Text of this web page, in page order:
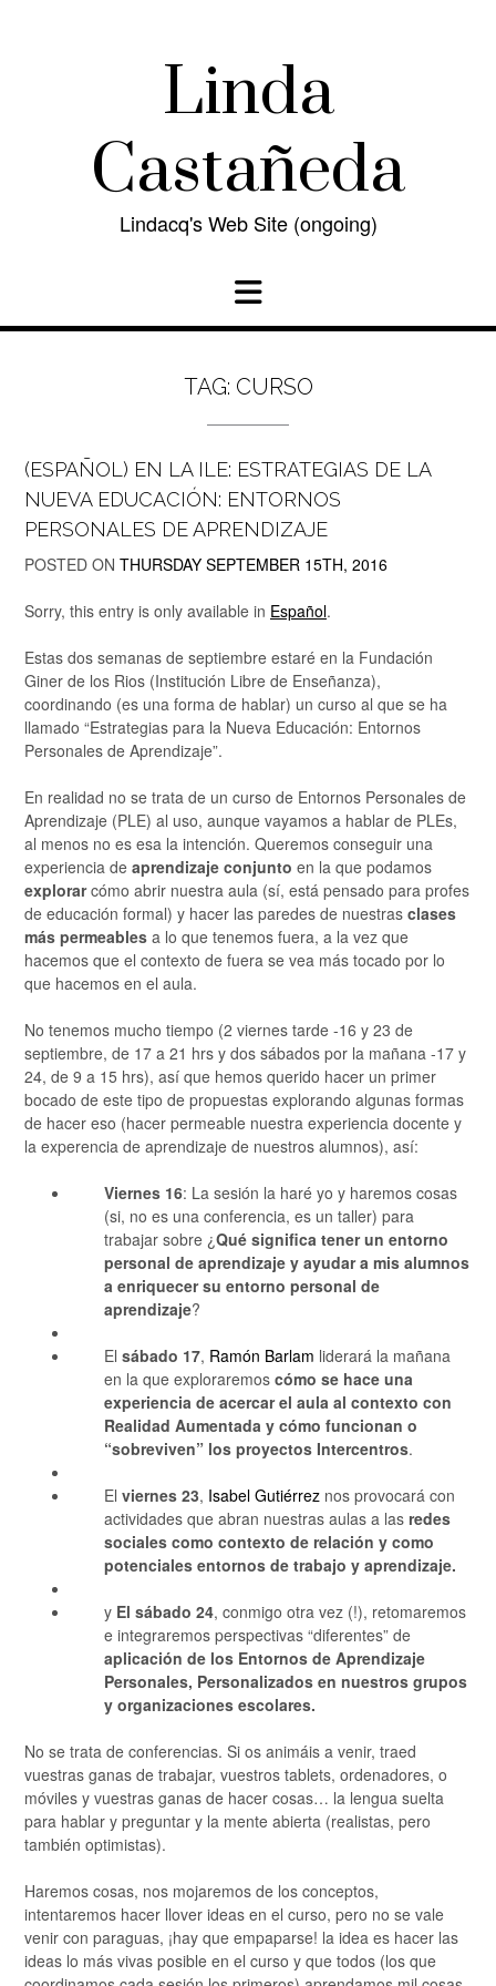
Linda
Castañeda
Lindacq's Web Site (ongoing)
TAG: CURSO
(ESPAÑOL) EN LA ILE: ESTRATEGIAS DE LA
NUEVA EDUCACIÓN: ENTORNOS
PERSONALES DE APRENDIZAJE
POSTED ON THURSDAY SEPTEMBER 15TH, 2016
Sorry, this entry is only available in Español.
Estas dos semanas de septiembre estaré en la Fundación
Giner de los Rios (Institución Libre de Enseñanza),
coordinando (es una forma de hablar) un curso al que se ha
llamado “Estrategias para la Nueva Educación: Entornos
Personales de Aprendizaje”.
En realidad no se trata de un curso de Entornos Personales de
Aprendizaje (PLE) al uso, aunque vayamos a hablar de PLEs,
al menos no es esa la intención. Queremos conseguir una
experiencia de aprendizaje conjunto en la que podamos
explorarcómo abrir nuestra aula (sí, está pensado para profes
de educación formal) y hacer las paredes de nuestras clases
más permeables a lo que tenemos fuera, a la vez que
hacemos que el contexto de fuera se vea más tocado por lo
que hacemos en el aula.
No tenemos mucho tiempo (2 viernes tarde -16 y 23 de
septiembre, de 17 a 21 hrs y dos sábados por la mañana -17 y
24, de 9 a 15 hrs), así que hemos querido hacer un primer
bocado de este tipo de propuestas explorando algunas formas
de hacer eso (hacer permeable nuestra experiencia docente y
la experencia de aprendizaje de nuestros alumnos), así:
Viernes 16: La sesión la haré yo y haremos cosas
(si, no es una conferencia, es un taller) para
trabajar sobre ¿Qué significa tener un entorno
personal de aprendizaje y ayudar a mis alumnos
a enriquecer su entorno personal de
aprendizaje?
El sábado 17, Ramón Barlam liderará la mañana
en la que exploraremos cómo se hace una
experiencia de acercar el aula al contexto con
Realidad Aumentada y cómo funcionan o
“sobreviven” los proyectos Intercentros.
El viernes 23, Isabel Gutiérrez nos provocará con
actividades que abran nuestras aulas a las redes
sociales como contexto de relación y como
potenciales entornos de trabajo y aprendizaje.
y El sábado 24, conmigo otra vez (!), retomaremos
e integraremos perspectivas “diferentes” de
aplicación de los Entornos de Aprendizaje
Personales, Personalizados en nuestros grupos
y organizaciones escolares.
No se trata de conferencias. Si os animáis a venir, traed
vuestras ganas de trabajar, vuestros tablets, ordenadores, o
móviles y vuestras ganas de hacer cosas… la lengua suelta
para hablar y preguntar y la mente abierta (realistas, pero
también optimistas).
Haremos cosas, nos mojaremos de los conceptos,
intentaremos hacer llover ideas en el curso, pero no se vale
venir con paraguas, ¡hay que empaparse! la idea es hacer las
ideas lo más vivas posible en el curso y que todos (los que